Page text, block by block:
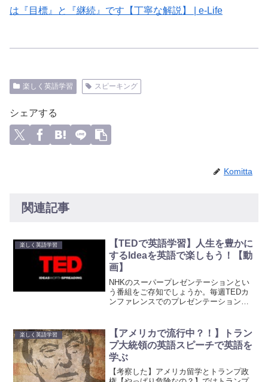
は『目標』と『継続』です【丁寧な解説】 | e-Life
楽しく英語学習 スピーキング
シェアする
Komitta
関連記事
楽しく英語学習
【TEDで英語学習】人生を豊かに
するIdeaを英語で楽しもう！【動
画】
NHKのスーパープレゼンテーションとい
う番組をご存知でしょうか。毎週TEDカ
ンファレンスでのプレゼンテーションか
Entertainment Designの三つの...
楽しく英語学習
【アメリカで流行中？！】トラン
プ大統領の英語スピーチで英語を
学ぶ
【考察した】アメリカ留学とトランプ政